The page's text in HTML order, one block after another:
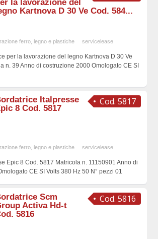
la lavorazione del
Kartnova D 30 Ve Cod. 584...
ferro, legno e plastiche servicelease
per la lavorazione del legno Kartnova D 30 Ve
n. 39 Anno di costruzione 2000 Omologato CE SI
Cod. 5817
Italpresse
8 Cod. 5817
ferro, legno e plastiche servicelease
Epic 8 Cod. 5817 Matricola n. 11150901 Anno di
CE SI Volts 380 Hz 50 N° pezzi 01
Cod. 5816
Scm
Activa Hd-t
5816